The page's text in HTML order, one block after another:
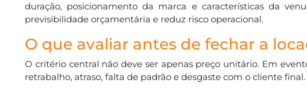
duração, posicionamento da marca e características da
previsibilidade orçamentária e reduz risco operacional.
O que avaliar antes de fechar a
O critério central não deve ser apenas preço unitário. Em
retrabalho, atraso, falta de padrão e desgaste com o cliente